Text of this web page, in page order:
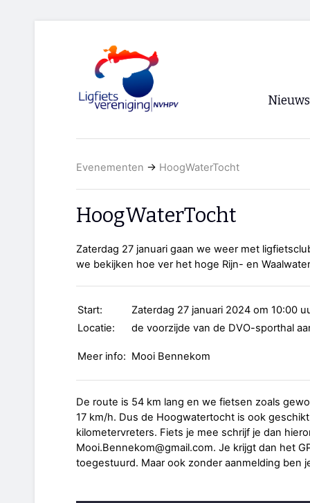
Nieuws
Evenementen → HoogWaterTocht
HoogWaterTocht
Zaterdag 27 januari gaan we weer met
we bekijken hoe ver het hoge Rijn- en
Start:
Zaterdag 27 januari 2024 om 10:00
Locatie:
de voorzijde van de DVO-sporthal
Meer info: Mooi Bennekom
De route is 54 km lang en we fietsen zoals
17 km/h. Dus de Hoogwatertocht is ook
kilometervreters. Fiets je mee schrijf je dan
Mooi.Bennekom@gmail.com. Je krijgt dan het
toegestuurd. Maar ook zonder aanmelding ben